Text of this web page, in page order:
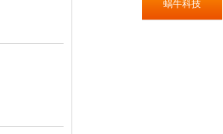
蜗牛科技